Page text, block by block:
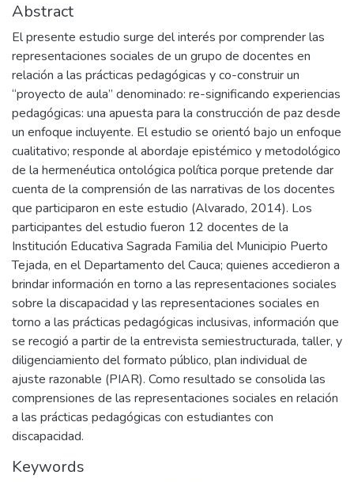
Abstract
El presente estudio surge del interés por comprender las
representaciones sociales de un grupo de docentes en
relación a las prácticas pedagógicas y co-construir un
“proyecto de aula” denominado: re-significando experiencias
pedagógicas: una apuesta para la construcción de paz desde
un enfoque incluyente. El estudio se orientó bajo un enfoque
cualitativo; responde al abordaje epistémico y metodológico
de la hermenéutica ontológica política porque pretende dar
cuenta de la comprensión de las narrativas de los docentes
que participaron en este estudio (Alvarado, 2014). Los
participantes del estudio fueron 12 docentes de la
Institución Educativa Sagrada Familia del Municipio Puerto
Tejada, en el Departamento del Cauca; quienes accedieron a
brindar información en torno a las representaciones sociales
sobre la discapacidad y las representaciones sociales en
torno a las prácticas pedagógicas inclusivas, información que
se recogió a partir de la entrevista semiestructurada, taller, y
diligenciamiento del formato público, plan individual de
ajuste razonable (PIAR). Como resultado se consolida las
comprensiones de las representaciones sociales en relación
a las prácticas pedagógicas con estudiantes con
discapacidad.
Keywords